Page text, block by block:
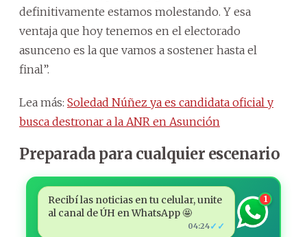
definitivamente estamos molestando. Y esa
ventaja que hoy tenemos en el electorado
asunceno es la que vamos a sostener hasta el
final”.
Lea más: Soledad Núñez ya es candidata oficial y
busca destronar a la ANR en Asunción
Preparada para cualquier escenario
Recibí las noticias en tu celular, unite
al canal de ÚH en WhatsApp 🤩
04:24✓✓
1